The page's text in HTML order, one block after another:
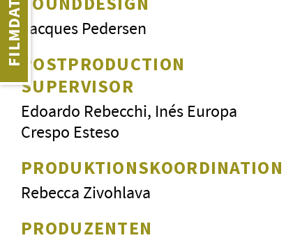
FILMDATEN Jacques Pedersen
POSTPRODUCTION
SUPERVISOR
Edoardo Rebecchi, Inés Europa
Crespo Esteso
PRODUKTIONSKOORDINATION
Rebecca Zivohlava
PRODUZENTEN